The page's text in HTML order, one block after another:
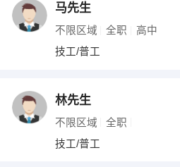
四年以上工作经验
五年以上工作经验
博士
文员
财务会计
网络IT
马先生
不限区域 全职 高中
技工/普工
林先生
不限区域 全职
技工/普工